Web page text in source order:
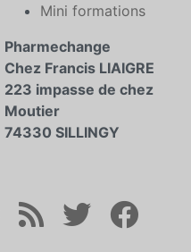
Mini formations
Pharmechange
Chez Francis LIAIGRE
223 impasse de chez
Moutier
74330 SILLINGY